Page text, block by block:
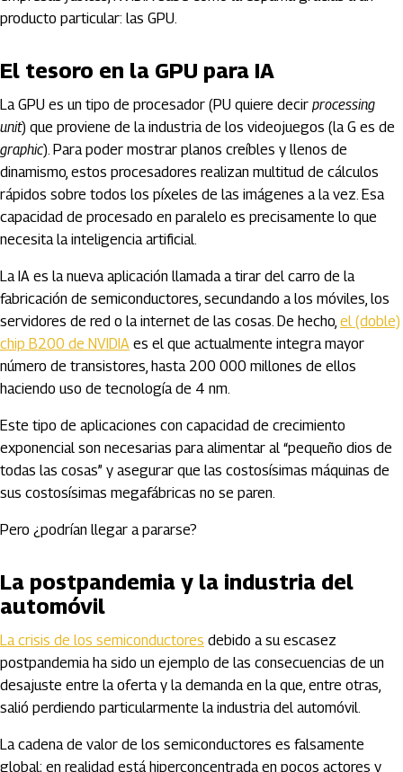
producto particular: las GPU.
El tesoro en la GPU para IA
La GPU es un tipo de procesador (PU quiere decir processing
unit) que proviene de la industria de los videojuegos (la G es de
graphic). Para poder mostrar planos creíbles y llenos de
dinamismo, estos procesadores realizan multitud de cálculos
rápidos sobre todos los píxeles de las imágenes a la vez. Esa
capacidad de procesado en paralelo es precisamente lo que
necesita la inteligencia artificial.
La IA es la nueva aplicación llamada a tirar del carro de la
fabricación de semiconductores, secundando a los móviles, los
servidores de red o la internet de las cosas. De hecho, el (doble)
chip B200 de NVIDIA es el que actualmente integra mayor
número de transistores, hasta 200 000 millones de ellos
haciendo uso de tecnología de 4 nm.
Este tipo de aplicaciones con capacidad de crecimiento
exponencial son necesarias para alimentar al “pequeño dios de
todas las cosas” y asegurar que las costosísimas máquinas de
sus costosísimas megafábricas no se paren.
Pero ¿podrían llegar a pararse?
La postpandemia y la industria del
automóvil
La crisis de los semiconductores debido a su escasez
postpandemia ha sido un ejemplo de las consecuencias de un
desajuste entre la oferta y la demanda en la que, entre otras,
salió perdiendo particularmente la industria del automóvil.
La cadena de valor de los semiconductores es falsamente
global; en realidad está hiperconcentrada en pocos actores y